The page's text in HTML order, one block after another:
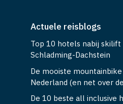
Actuele reisblogs
Top 10 hotels nabij skilift
Schladming-Dachstein
De mooiste
Nederland (en net over
De 10 beste all inclusive